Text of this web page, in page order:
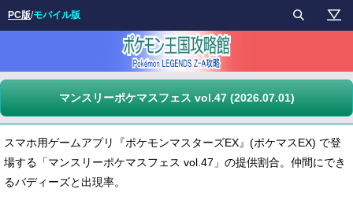
マンスリーポケマスフェス vol.47 (2026.07.01)
スマホ用ゲームアプリ『ポケモンマスターズEX』(ポケマスEX) で登
場する「マンスリーポケマスフェス vol.47」の提供割合。仲間にでき
るバディーズと出現率。
PC版/モバイル版